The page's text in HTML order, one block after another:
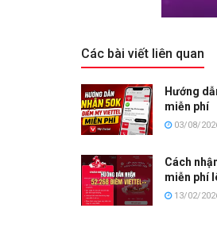
Các bài viết liên quan
Hướng
miễn phí
03/08/
Cách
miễn phí
13/02/